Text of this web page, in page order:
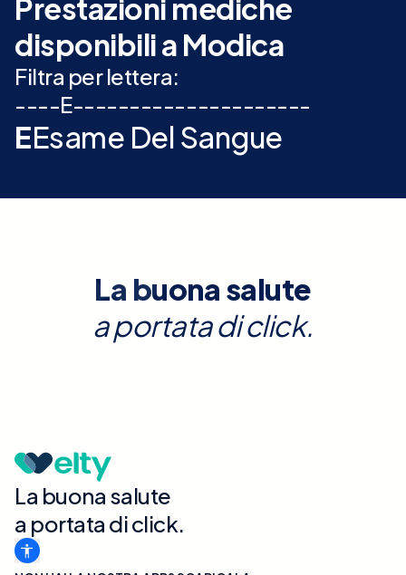
Prestazioni mediche
disponibili a Modica
Filtra per lettera:
----E---------------------
EEsame Del Sangue
La buona salute
a portata di click.
La buona salute
a portata di click.